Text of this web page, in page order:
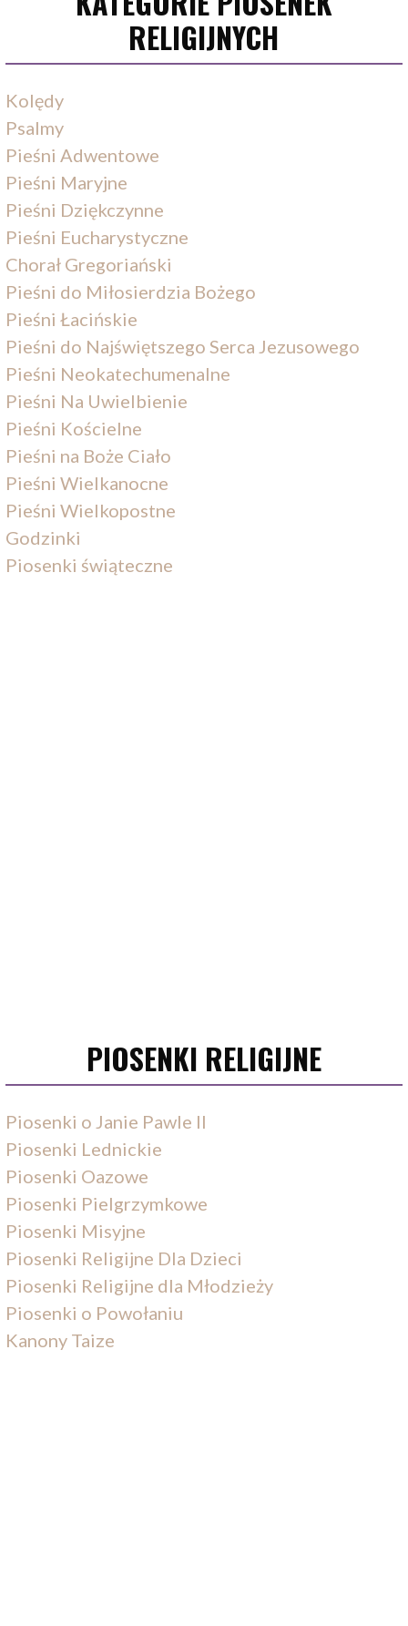
RELIGIJNYCH
Kolędy
Psalmy
Pieśni Adwentowe
Pieśni Maryjne
Pieśni Dziękczynne
Pieśni Eucharystyczne
Chorał Gregoriański
Pieśni do Miłosierdzia Bożego
Pieśni Łacińskie
Pieśni do Najświętszego Serca Jezusowego
Pieśni Neokatechumenalne
Pieśni Na Uwielbienie
Pieśni Kościelne
Pieśni na Boże Ciało
Pieśni Wielkanocne
Pieśni Wielkopostne
Godzinki
Piosenki świąteczne
PIOSENKI RELIGIJNE
Piosenki o Janie Pawle II
Piosenki Lednickie
Piosenki Oazowe
Piosenki Pielgrzymkowe
Piosenki Misyjne
Piosenki Religijne Dla Dzieci
Piosenki Religijne dla Młodzieży
Piosenki o Powołaniu
Kanony Taize